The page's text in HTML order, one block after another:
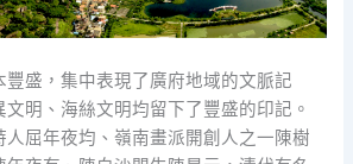
盛，集中表現了廣府地域的文脈記
明、海絲文明均留下了豐盛的印記。
屈年夜均、嶺南畫派開創人之一陳樹